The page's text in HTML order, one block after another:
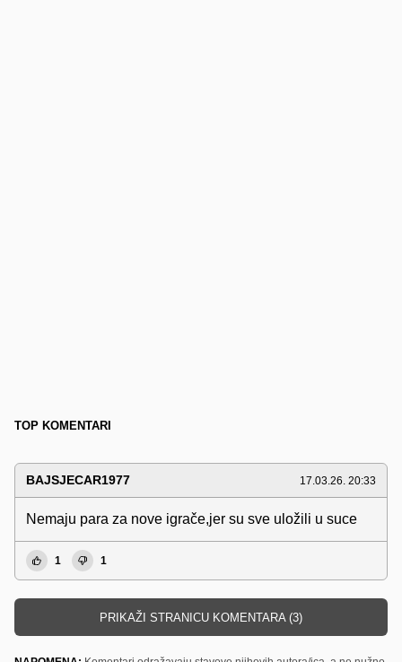
TOP KOMENTARI
BAJSJECAR1977 17.03.26. 20:33
Nemaju para za nove igrače,jer su sve uložili u suce
1 1
PRIKAŽI STRANICU KOMENTARA (3)